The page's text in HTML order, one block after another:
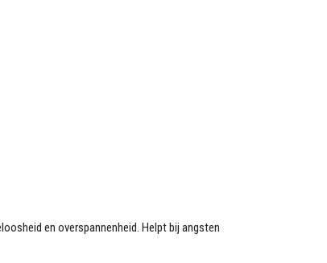
en overspannenheid. Helpt bij angsten